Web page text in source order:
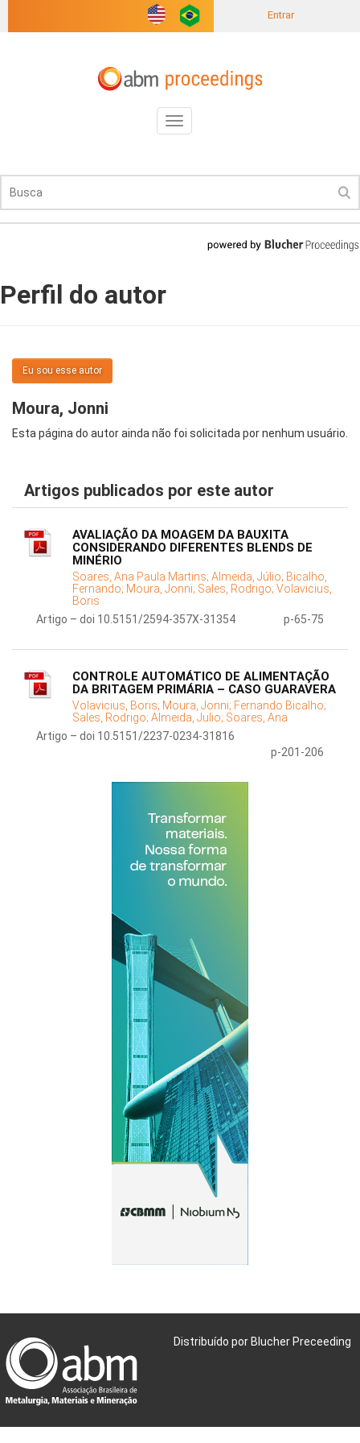
Entrar
Toggle
navigation
Perfil do autor
Eu sou esse autor
Moura, Jonni
Esta página do autor ainda não foi solicitada por nenhum usuário.
Artigos publicados por este autor
AVALIAÇÃO DA MOAGEM DA BAUXITA
CONSIDERANDO DIFERENTES BLENDS DE
MINÉRIO
Soares, Ana Paula Martins; Almeida, Júlio; Bicalho,
Fernando; Moura, Jonni; Sales, Rodrigo; Volavicius,
Boris
Artigo – doi 10.5151/2594-357X-31354
p-65-75
CONTROLE AUTOMÁTICO DE ALIMENTAÇÃO
DA BRITAGEM PRIMÁRIA – CASO GUARAVERA
Volavicius, Boris; Moura, Jonni; Fernando Bicalho;
Sales, Rodrigo; Almeida, Julio; Soares, Ana
Artigo – doi 10.5151/2237-0234-31816
p-201-206
Distribuído por Blucher Preceeding